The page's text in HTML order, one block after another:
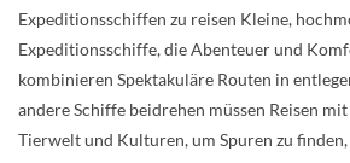
Expeditionsschiffen zu reisen Kleine,
Expeditionsschiffe, die Abenteuer und
kombinieren Spektakuläre Routen in
andere Schiffe beidrehen müssen Reisen
Tierwelt und Kulturen, um Spuren zu